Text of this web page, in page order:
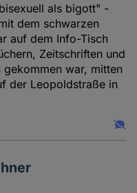
als bigott" -
dem schwarzen
auf dem Info-Tisch
Zeitschriften und
war, mitten
der Leopoldstraße in